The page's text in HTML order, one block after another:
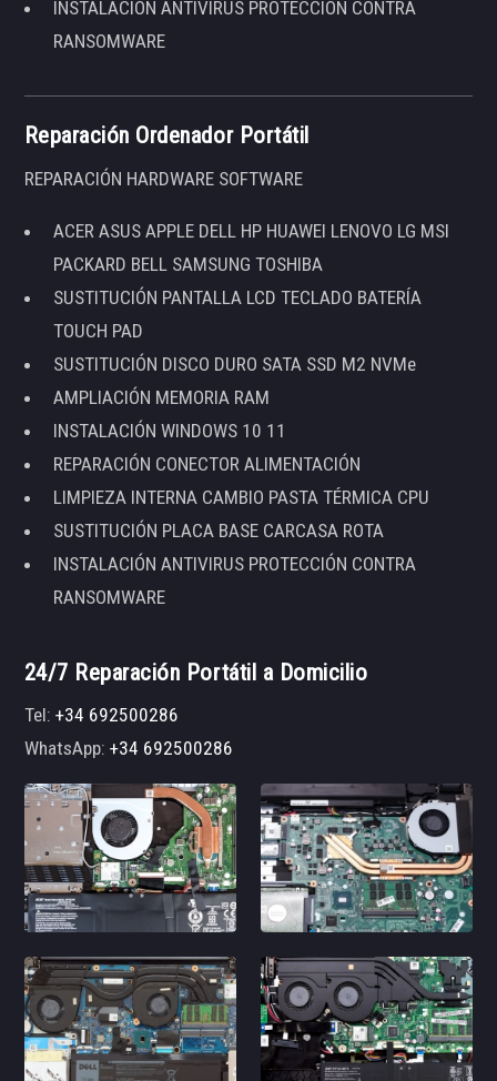
INSTALACIÓN ANTIVIRUS PROTECCIÓN CONTRA
RANSOMWARE
Reparación Ordenador Portátil
REPARACIÓN HARDWARE SOFTWARE
ACER ASUS APPLE DELL HP HUAWEI LENOVO LG MSI
PACKARD BELL SAMSUNG TOSHIBA
SUSTITUCIÓN PANTALLA LCD TECLADO BATERÍA
TOUCH PAD
SUSTITUCIÓN DISCO DURO SATA SSD M2 NVMe
AMPLIACIÓN MEMORIA RAM
INSTALACIÓN WINDOWS 10 11
REPARACIÓN CONECTOR ALIMENTACIÓN
LIMPIEZA INTERNA CAMBIO PASTA TÉRMICA CPU
SUSTITUCIÓN PLACA BASE CARCASA ROTA
INSTALACIÓN ANTIVIRUS PROTECCIÓN CONTRA
RANSOMWARE
24/7 Reparación Portátil a Domicilio
Tel:+34 692500286
WhatsApp:+34 692500286